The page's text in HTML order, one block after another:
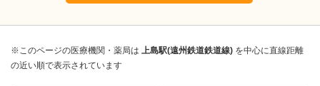
※このページの医療機関・薬局は 上島駅(遠州鉄道鉄道線) を中心に直線距離
の近い順で表示されています